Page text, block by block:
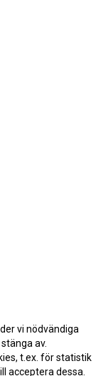
vi nödvändiga
av.
t.ex. för statistik
acceptera dessa.